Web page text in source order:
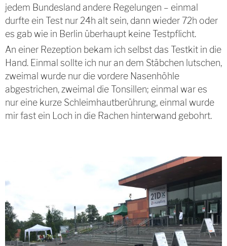
jedem Bundesland andere Regelungen – einmal
durfte ein Test nur 24h alt sein, dann wieder 72h oder
es gab wie in Berlin überhaupt keine Testpflicht.
An einer Rezeption bekam ich selbst das Testkit in die
Hand. Einmal sollte ich nur an dem Stäbchen lutschen,
zweimal wurde nur die vordere Nasenhöhle
abgestrichen, zweimal die Tonsillen; einmal war es
nur eine kurze Schleimhautberührung, einmal wurde
mir fast ein Loch in die Rachen hinterwand gebohrt.